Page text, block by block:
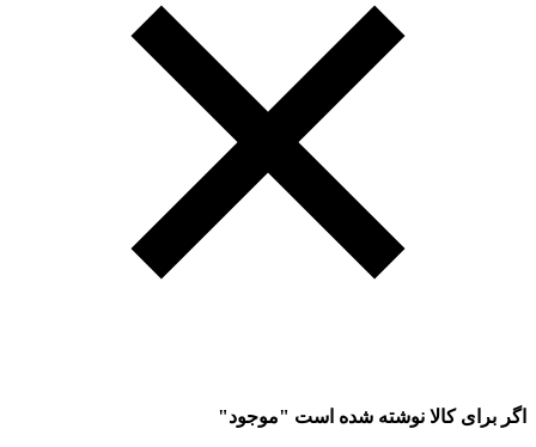
اگر برای کالا نوشته شده است "موجود"